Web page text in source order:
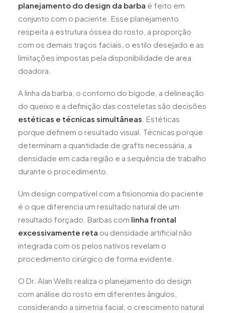
planejamento do design da barba é feito em
conjunto com o paciente. Esse planejamento
respeita a estrutura óssea do rosto, a proporção
com os demais traços faciais, o estilo desejado e as
limitações impostas pela disponibilidade de area
doadora.
A linha da barba, o contorno do bigode, a delineação
do queixo e a definição das costeletas são decisões
estéticas e técnicas simultâneas . Estéticas
porque definem o resultado visual. Técnicas porque
determinam a quantidade de grafts necessária, a
densidade em cada região e a sequência de trabalho
durante o procedimento.
Um design compatível com a fisionomia do paciente
é o que diferencia um resultado natural de um
resultado forçado. Barbas com linha frontal
excessivamente reta ou densidade artificial não
integrada com os pelos nativos revelam o
procedimento cirúrgico de forma evidente.
O Dr. Alan Wells realiza o planejamento do design
com análise do rosto em diferentes ângulos,
considerando a simetria facial, o crescimento natural